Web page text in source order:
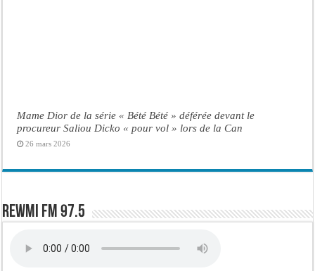
Mame Dior de la série « Bété Bété » déférée devant le
procureur Saliou Dicko « pour vol » lors de la Can
26 mars 2026
Rewmi FM 97.5